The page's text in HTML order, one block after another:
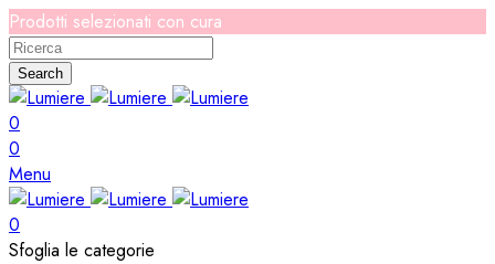
Prodotti selezionati con cura
Search
0
0
Menu
0
Sfoglia le categorie